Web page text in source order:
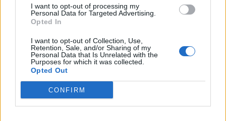
I want to opt-out of processing my
Personal Data for Targeted Advertising.
Opted In
I want to opt-out of Collection, Use,
Retention, Sale, and/or Sharing of my
Personal Data that Is Unrelated with the
Purposes for which it was collected.
Opted Out
CONFIRM
© Vecer.mk, правата за текстот се на редакцијата
“И здравје и работа“.
ЕКСПЕРИТИТЕ И ПРОФЕСОРИТЕ
ПРОТЕСТИРААТ ПРОТИВ
НЕПИСИМЕНИТЕ КОМЕНТАРИ
Претедателката Сиљановска –
Давкова во Охрид имаше средба
со српскиот премиер Ѓуро Мацут